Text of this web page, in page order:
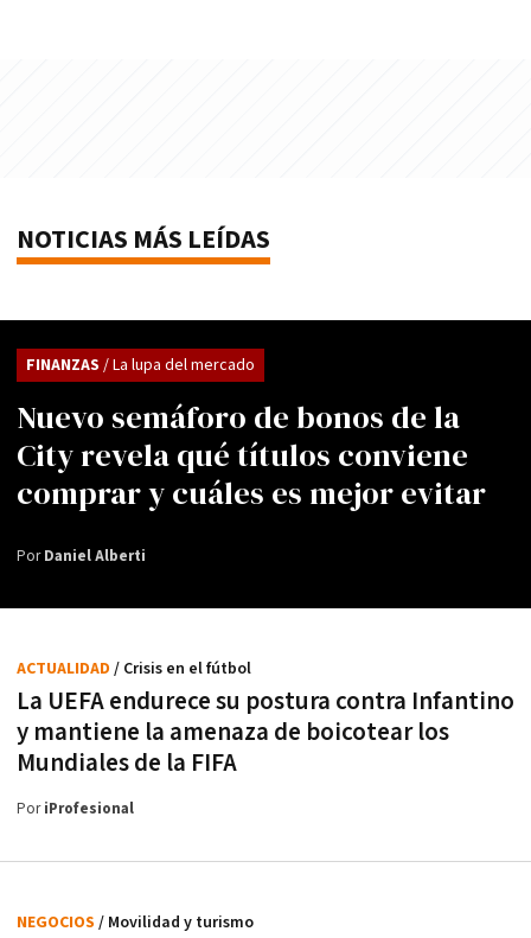
NOTICIAS MÁS LEÍDAS
Nuevo semáforo de bonos de la
City revela qué títulos conviene
comprar y cuáles es mejor evitar
FINANZAS / La lupa del mercado
PorDaniel Alberti
La UEFA endurece su postura contra Infantino
y mantiene la amenaza de boicotear los
Mundiales de la FIFA
ACTUALIDAD / Crisis en el fútbol
PoriProfesional
NEGOCIOS / Movilidad y turismo